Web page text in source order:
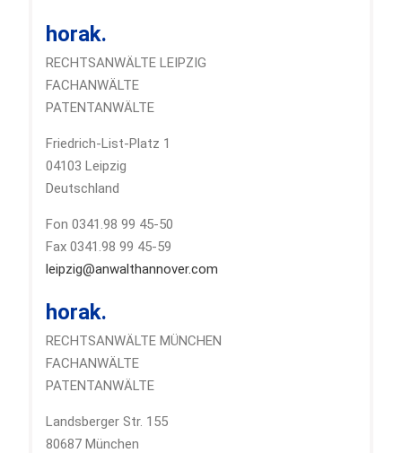
horak.
RECHTSANWÄLTE LEIPZIG
FACHANWÄLTE
PATENTANWÄLTE
Friedrich-List-Platz 1
04103 Leipzig
Deutschland
Fon 0341.98 99 45-50
Fax 0341.98 99 45-59
leipzig@anwalthannover.com
horak.
RECHTSANWÄLTE MÜNCHEN
FACHANWÄLTE
PATENTANWÄLTE
Landsberger Str. 155
80687 München